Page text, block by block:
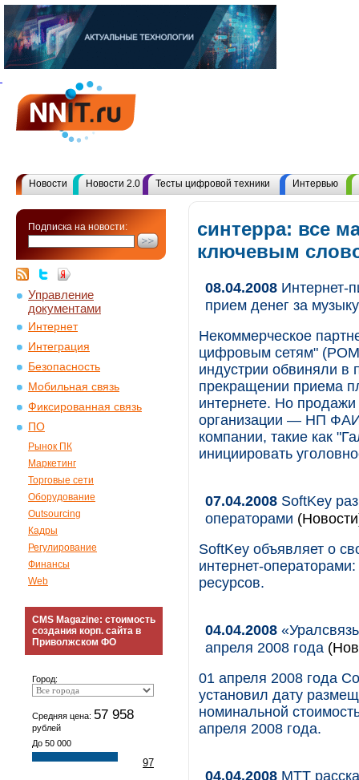
Новости Новости 2.0 Тесты цифровой техники Интервью
Подписка на новости:
Управление
документами
Интернет
Интеграция
Безопасность
Мобильная связь
Фиксированная связь
ПО
Рынок ПК
Маркетинг
Торговые сети
Оборудование
Outsourcing
Кадры
Регулирование
Финансы
Web
CMS Magazine: стоимость
создания корп. сайта в
Приволжском ФО
Город:
Средняя цена: 57 958
рублей
До 50 000
97
синтерра: все
ключевым
08.04.2008 Интернет-
прием денег за
Некоммерческое
цифровым сетям"
индустрии обвиняли в
прекращении приема
интернете. Но
организации — НП
компании, такие как
инициировать
07.04.2008 SoftKey
операторами
SoftKey объявляет о
интернет-
ресурсов.
04.04.2008
апреля 2008 года
01 апреля 2008 года
установил дату
номинальной
апреля 2008 года.
04.04.2008 МТТ